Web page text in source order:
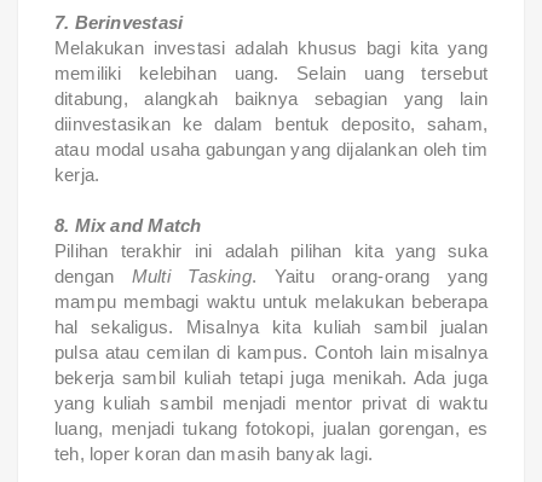
7. Berinvestasi
Melakukan investasi adalah khusus bagi kita yang
memiliki kelebihan uang. Selain uang tersebut
ditabung, alangkah baiknya sebagian yang lain
diinvestasikan ke dalam bentuk deposito, saham,
atau modal usaha gabungan yang dijalankan oleh tim
kerja.
8. Mix and Match
Pilihan terakhir ini adalah pilihan kita yang suka
dengan Multi Tasking. Yaitu orang-orang yang
mampu membagi waktu untuk melakukan beberapa
hal sekaligus. Misalnya kita kuliah sambil jualan
pulsa atau cemilan di kampus. Contoh lain misalnya
bekerja sambil kuliah tetapi juga menikah. Ada juga
yang kuliah sambil menjadi mentor privat di waktu
luang, menjadi tukang fotokopi, jualan gorengan, es
teh, loper koran dan masih banyak lagi.